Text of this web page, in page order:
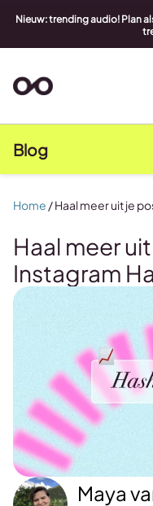
Nieuw: trending audio! Plan
Blog
Haal meer
Instagram
Maya
Home /Haal meer uit je